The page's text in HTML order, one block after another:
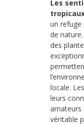
Les
un refuge
de nature.
des
locale.
leurs
amateurs
véritable